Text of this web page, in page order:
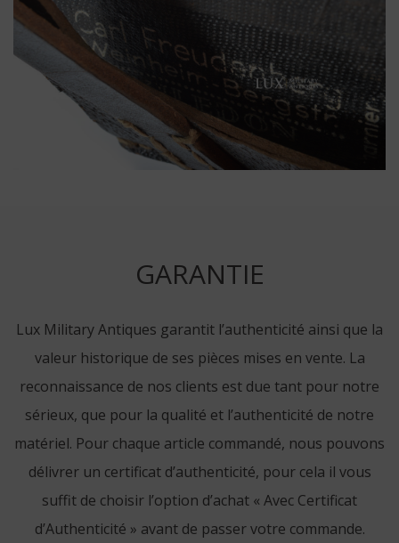
GARANTIE
Lux Military Antiques garantit l’authenticité ainsi que la
valeur historique de ses pièces mises en vente. La
reconnaissance de nos clients est due tant pour notre
sérieux, que pour la qualité et l’authenticité de notre
matériel. Pour chaque article commandé, nous pouvons
délivrer un certificat d’authenticité, pour cela il vous
suffit de choisir l’option d’achat « Avec Certificat
d’Authenticité » avant de passer votre commande.